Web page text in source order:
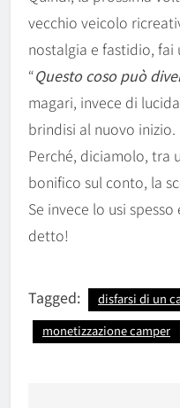
vecchio veicolo
nostalgia e fastidio,
“Questo coso può
magari, invece di
brindisi al nuovo inizio.
Perché, diciamolo, tra
bonifico sul conto, la
Se invece lo usi
detto!
Tagged:
disfarsi di un
monetizzazione camper